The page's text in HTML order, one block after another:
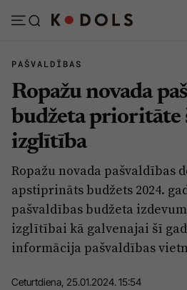
Abonēt
Ziņas
Politika
Pašvaldības
Izglītība
Veselība
Ģimene
PAŠVALDĪBAS
Ropažu novada
budžeta prioritāte
izglītība
Ropažu novada pašvaldības
apstiprināts budžets 2024.
pašvaldības budžeta
izglītībai kā galvenajai šī
informācija pašvaldības
Ceturtdiena, 25.01.2024. 15:54